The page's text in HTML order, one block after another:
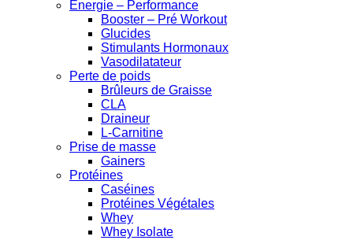
Energie – Performance
Booster – Pré Workout
Glucides
Stimulants Hormonaux
Vasodilatateur
Perte de poids
Brûleurs de Graisse
CLA
Draineur
L-Carnitine
Prise de masse
Gainers
Protéines
Caséines
Protéines Végétales
Whey
Whey Isolate